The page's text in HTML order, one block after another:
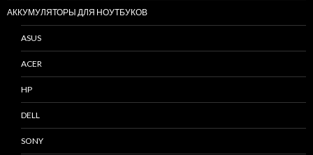
АККУМУЛЯТОРЫ ДЛЯ НОУТБУКОВ
ASUS
ACER
HP
DELL
SONY